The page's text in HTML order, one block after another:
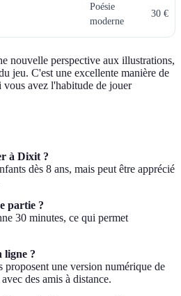
Poésie
moderne
30 €
nouvelle perspective aux illustrations,
jeu. C'est une excellente manière de
avez l'habitude de jouer
à Dixit ?
dès 8 ans, mais peut être apprécié
partie ?
30 minutes, ce qui permet
ligne ?
une version numérique de
des amis à distance.